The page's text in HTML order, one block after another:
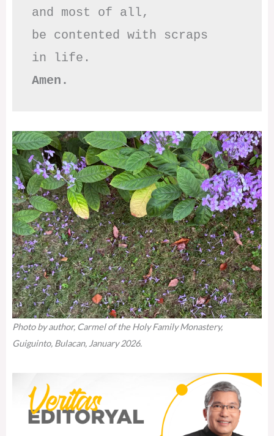
and most of all,
be contented with scraps
Amen.
Photo by author, Carmel of the Holy Family Monastery,
Guiguinto, Bulacan, January 2026.